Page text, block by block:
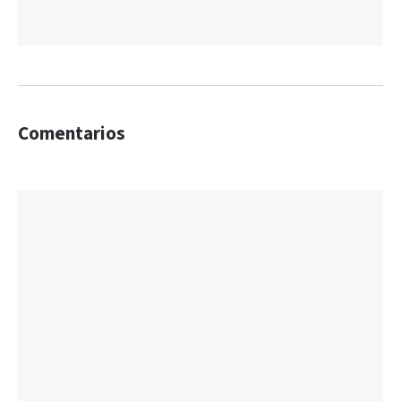
Comentarios